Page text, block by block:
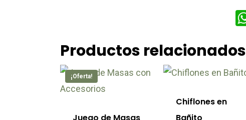
Productos relacionados
¡Oferta!
Este
producto
múltiples
Chiflones en